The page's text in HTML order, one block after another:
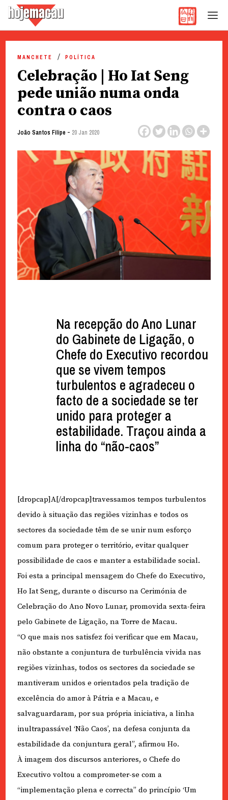
content
MANCHETE POLÍTICA
Celebração | Ho Iat Seng
pede união numa onda
contra o caos
João Santos Filipe - 20 Jan 2020
Na recepção do Ano Lunar
do Gabinete de Ligação, o
Chefe do Executivo recordou
que se vivem tempos
turbulentos e agradeceu o
facto de a sociedade se ter
unido para proteger a
estabilidade. Traçou ainda a
linha do “não-caos”
[dropcap]A[/dropcap]travessamos tempos turbulentos
devido à situação das regiões vizinhas e todos os
sectores da sociedade têm de se unir num esforço
comum para proteger o território, evitar qualquer
possibilidade de caos e manter a estabilidade social.
Foi esta a principal mensagem do Chefe do Executivo,
Ho Iat Seng, durante o discurso na Cerimónia de
Celebração do Ano Novo Lunar, promovida sexta-feira
pelo Gabinete de Ligação, na Torre de Macau.
“O que mais nos satisfez foi verificar que em Macau,
não obstante a conjuntura de turbulência vivida nas
regiões vizinhas, todos os sectores da sociedade se
mantiveram unidos e orientados pela tradição de
excelência do amor à Pátria e a Macau, e
salvaguardaram, por sua própria iniciativa, a linha
inultrapassável ‘Não Caos’, na defesa conjunta da
estabilidade da conjuntura geral”, afirmou Ho.
À imagem dos discursos anteriores, o Chefe do
Executivo voltou a comprometer-se com a
“implementação plena e correcta” do princípio ‘Um